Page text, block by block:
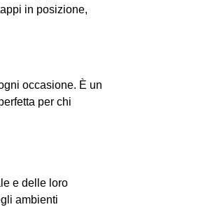
in posizione,
occasione. È un
per chi
e delle loro
ambienti